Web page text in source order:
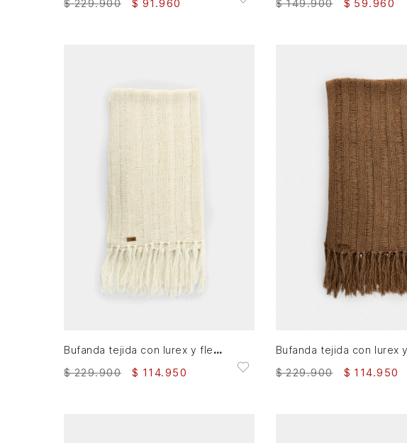
$ 229.900 $ 91 .960 $ 149.900 $ 59.960
Bufanda tejida con lurex y flecos para mujer Tika
$ 229.900 $ 114.950
XS
$ 229.900 $ 114.950